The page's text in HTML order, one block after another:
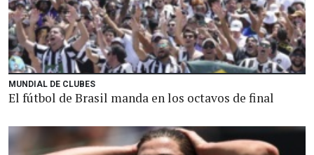
MUNDIAL DE CLUBES
El fútbol de Brasil manda en los octavos de final